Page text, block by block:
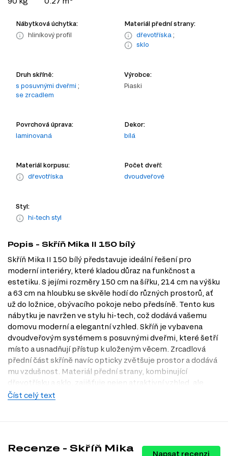
Nábytková úchytka:
hliníkový profil
Materiál přední strany:
dřevotříska ;
sklo
Druh skříně:
s posuvnými dveřmi ;
se zrcadlem
Výrobce:
Piaski
Povrchová úprava:
laminovaná
Dekor:
bílá
Materiál korpusu:
dřevotříska
Počet dveří:
dvoudveřové
Styl:
hi-tech styl
Popis - Skříň Mika II 150 bílý
Skříň Mika II 150 bílý představuje ideální řešení pro
moderní interiéry, které kladou důraz na funkčnost a
estetiku. S jejími rozměry 150 cm na šířku, 214 cm na výšku
a 63 cm na hloubku se skvěle hodí do různých prostorů, ať
už do ložnice, obývacího pokoje nebo předsíně. Tento kus
nábytku je navržen ve stylu hi-tech, což dodává vašemu
domovu moderní a elegantní vzhled. Skříň je vybavena
dvoudveřovým systémem s posuvnými dveřmi, které šetří
místo a usnadňují přístup k uloženým věcem. Zrcadlová
přední část skříně navíc opticky zvětšuje prostor a dodává
mu vzdušnost. Materiál přední strany, kombinující
dřevotřísku a sklo, zajišťuje nejen atraktivní vzhled, ale
také odolnost a snadnou údržbu. Povrchová úprava
váš interiér.
Číst celý text
Recenze - Skříň Mika
Napsat recenzi